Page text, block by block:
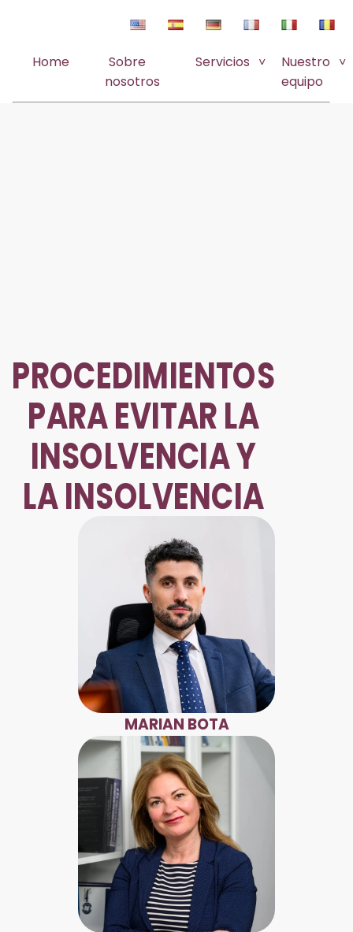
Home
Sobre
nosotros
Servicios
Nuestro
equipo
PROCEDIMIENTOS
PARA EVITAR LA
INSOLVENCIA Y
LA INSOLVENCIA
MARIAN BOTA